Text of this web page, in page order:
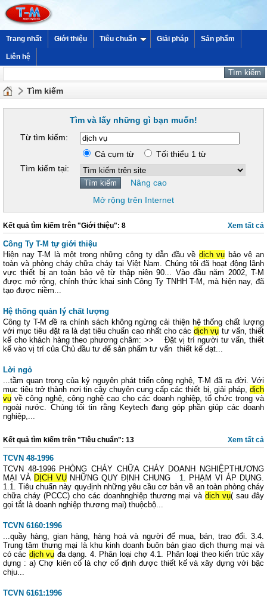
Trang nhất Giới thiệu Tiêu chuẩn Giải pháp Sản phẩm
Liên hệ
Tìm kiếm
Tìm và lấy những gì bạn muốn!
Từ tìm kiếm:
Cả cụm từ
Tối thiểu 1 từ
Tìm kiếm tại:
Nâng cao
Mở rộng trên Internet
Xem tất cả
Kết quả tìm kiếm trên "Giới thiệu": 8
Công Ty T-M tự giới thiệu
Hiện nay T-M là một trong những công ty dẫn đầu về dịch vụ bảo vệ an
toàn và phòng cháy chữa cháy tại Việt Nam. Chúng tôi đã hoạt động lãnh
vực thiết bị an toàn bảo vệ từ thập niên 90... Vào đầu năm 2002, T-M
được mở rộng, chính thức khai sinh Công Ty TNHH T-M, mà hiện nay, đã
tạo được niềm...
Hệ thống quản lý chất lượng
Công ty T-M đề ra chính sách không ngừng cải thiện hệ thống chất lượng
với mục tiêu đặt ra là đạt tiêu chuẩn cao nhất cho cácdịch vụ tư vấn, thiết
kế cho khách hàng theo phương châm: >> Đặt vị trí người tư vấn, thiết
kế vào vị trí của Chủ đầu tư để sản phẩm tư vấn thiết kế đạt...
Lời ngỏ
...tầm quan trọng của kỷ nguyên phát triển công nghệ, T-M đã ra đời. Với
mục tiêu trở thành nơi tin cậy chuyên cung cấp các thiết bị, giải pháp, dịch
vụ về công nghệ, công nghệ cao cho các doanh nghiệp, tổ chức trong và
ngoài nước. Chúng tôi tin rằng Keytech đang góp phần giúp các doanh
nghiệp,...
Xem tất cả
Kết quả tìm kiếm trên "Tiêu chuẩn": 13
TCVN 48-1996
TCVN 48-1996 PHÒNG CHÁY CHỮA CHÁY DOANH NGHIỆPTHƯƠNG
MẠI VÀ DỊCH VỤNHỮNG QUY ĐỊNH CHUNG 1. PHẠM VI ÁP DỤNG.
1.1. Tiêu chuẩn này quyđịnh những yêu cầu cơ bản về an toàn phòng cháy
chữa cháy (PCCC) cho các doanhnghiệp thương mại vàdịch vụ( sau đây
gọi tắt là doanh nghiệp thương mại) thuộcbộ...
TCVN 6160:1996
...quầy hàng, gian hàng, hàng hoá và người để mua, bán, trao đổi. 3.4.
Trung tâm thưng mại là khu kinh doanh buôn bán giao dịch thưng mại và
có các dịch vụ đa dạng. 4. Phân loại chợ 4.1. Phân loại theo kiến trúc xây
dựng : a) Chợ kiên cố là chợ cố định được thiết kế và xây dựng với bậc
chịu...
TCVN 6161:1996